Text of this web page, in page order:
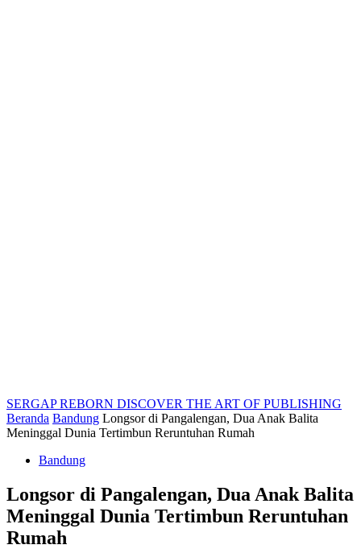
SERGAP REBORN DISCOVER THE ART OF PUBLISHING
Beranda Bandung Longsor di Pangalengan, Dua Anak Balita
Meninggal Dunia Tertimbun Reruntuhan Rumah
Bandung
Longsor di Pangalengan, Dua Anak Balita
Meninggal Dunia Tertimbun Reruntuhan
Rumah